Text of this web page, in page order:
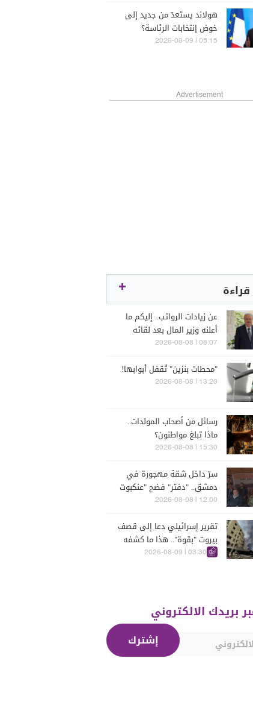
هولاند يستعدّ من جديد إلى
خوض إنتخابات الرئاسة؟
05:15 | 2026-08-09
Advertisement
قراءة
عن زيادات الرواتب.. إليكم ما
أعلنه وزير المال بعد لقائه
الراعي
08:07 | 2026-08-08
"محطات بنزين" تُقفل أبوابها!
13:20 | 2026-08-08
رسائل من أصحاب المولدات..
ماذا تبلغ مواطنون؟
15:30 | 2026-08-08
سرّ داخل شقة مهجورة في
دمشق.. "دفتر" فضح "عنكبوت
الأسد"!"
12:00 | 2026-08-08
تقرير إسرائيلي دعا إلى قصف
بيروت "بقوة".. هذا ما كشفه
03:30 | 2026-08-09
بريدك الالكتروني
إشترك